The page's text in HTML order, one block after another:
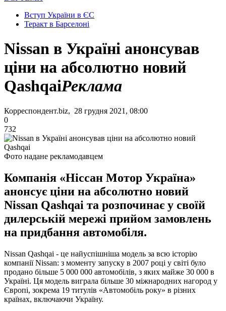
Вступ України в ЄС
Теракт в Барселоні
Nissan в Україні анонсував
ціни на абсолютно новий
QashqaiРеклама
Корреспондент.biz, 28 грудня 2021, 08:00
0
732
Фото надане рекламодавцем
Компанія «Ніссан Мотор Україна»
анонсує ціни на абсолютно новий
Nissan Qashqai та розпочинає у своїй
дилерській мережі прийом замовлень
на придбання автомобіля.
Nissan Qashqai - це найуспішніша модель за всю історію
компанії Nissan: з моменту запуску в 2007 році у світі було
продано більше 5 000 000 автомобілів, з яких майже 30 000 в
Україні. Ця модель виграла більше 30 міжнародних нагород у
Європі, зокрема 19 титулів «Автомобіль року» в різних
країнах, включаючи Україну.